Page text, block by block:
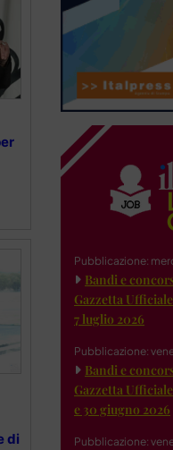
di
Pubblicazione:
Bandi e
Gazzetta
7 luglio 2026
Pubblicazione:
Bandi e
Gazzetta
e 30 giugno 2026
Pubblicazione: